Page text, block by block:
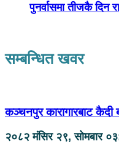
पुनर्वासमा तीजकै दिन
सम्बन्धित खवर
कञ्चनपुर कारागारबाट
२०८२ मंसिर २९, सोमबार